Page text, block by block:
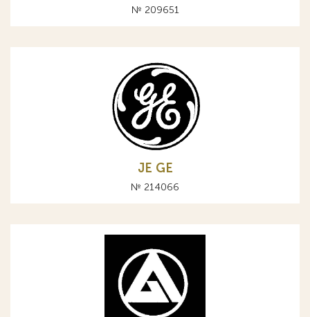
№ 209651
JE GE
№ 214066